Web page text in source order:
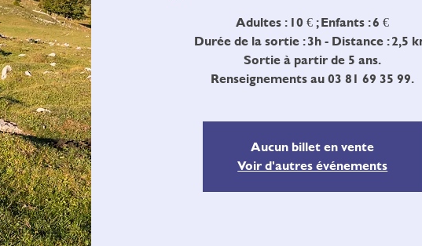
Adultes : 10 € ; Enfants : 6 €
Durée de la sortie : 3h - Distance : 2,5
Sortie à partir de 5 ans.
Renseignements au 03 81 69 35 99.
Aucun billet en vente
Voir d'autres événements